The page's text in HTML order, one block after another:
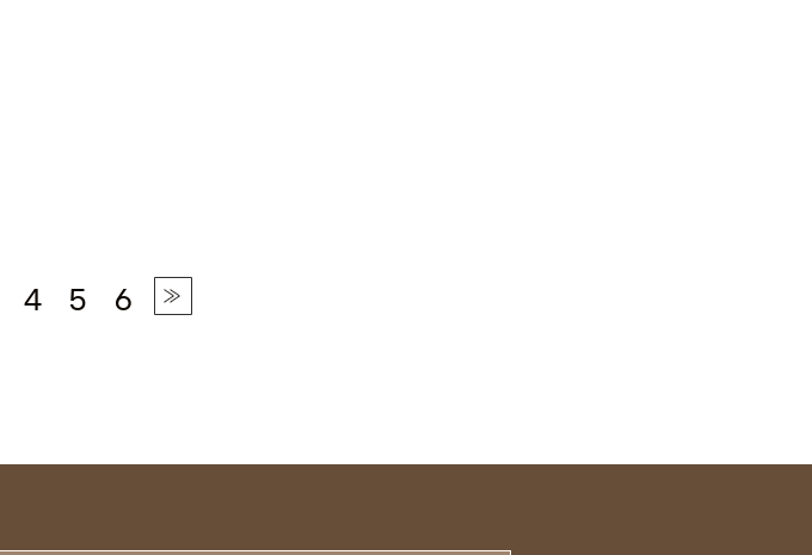
4 5 6